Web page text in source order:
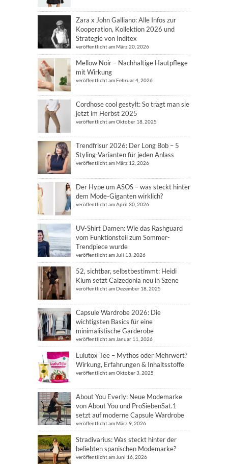
Zara x John Galliano: Alle Infos zur
Kooperation, Kollektion 2026 und
Strategie von Inditex
veröffentlicht am März 20, 2026
Mellow Noir – Nachhaltige Hautpflege
mit Wirkung
veröffentlicht am Februar 4, 2026
Cordhose cool gestylt: So trägt man sie
jetzt im Herbst 2025
veröffentlicht am Oktober 18, 2025
Trendfrisur 2026: Der Long Bob – 5
Styling-Varianten für jeden Anlass
veröffentlicht am März 12, 2026
Der Hype um ASOS – was steckt hinter
dem Mode-Giganten wirklich?
veröffentlicht am April 30, 2026
UV-Shirt Damen: Wie das Rashguard
vom Funktionsteil zum Sommer-
Trendpiece wurde
veröffentlicht am Juli 13, 2026
52, sichtbar, selbstbestimmt: Heidi
Klum setzt Calzedonia neu in Szene
veröffentlicht am Dezember 18, 2025
Capsule Wardrobe 2026: Die
wichtigsten Basics für eine
minimalistische Garderobe
veröffentlicht am Januar 11, 2026
Lulutox Tee – Mythos oder Mehrwert?
Wirkung, Erfahrungen & Inhaltsstoffe
veröffentlicht am Oktober 3, 2025
About You Everly: Neue Modemarke
von About You und ProSiebenSat.1
setzt auf moderne Capsule Wardrobe
veröffentlicht am März 9, 2026
Stradivarius: Was steckt hinter der
beliebten spanischen Modemarke?
veröffentlicht am Juni 16, 2026